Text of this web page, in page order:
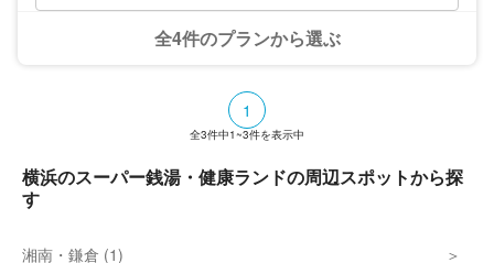
全4件のプランから選ぶ
1
全3件中1~3件を表示中
横浜のスーパー銭湯・健康ランドの周辺スポットから探
す
湘南・鎌倉 (1)